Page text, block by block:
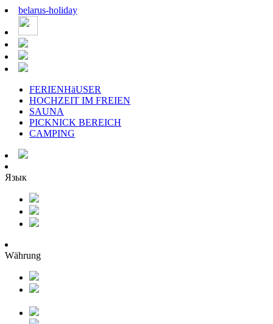
belarus-holiday
FERIENHäUSER
HOCHZEIT IM FREIEN
SAUNA
PICKNICK BEREICH
CAMPING
Язык
Währung